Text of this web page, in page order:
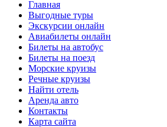
Главная
Выгодные туры
Экскурсии онлайн
Авиабилеты онлайн
Билеты на автобус
Билеты на поезд
Морские круизы
Речные круизы
Найти отель
Аренда авто
Контакты
Карта сайта